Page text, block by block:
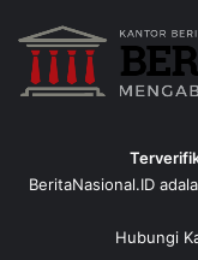
BeritaNasional.ID
Hubungi